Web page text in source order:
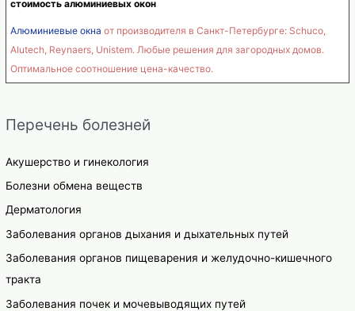
стоимость алюминиевых окон
Алюминиевые окна от производителя в Санкт-Петербурге: Schuco,
Alutech, Reynaers, Unistem. Любые решения для загородных домов.
Оптимальное соотношение цена-качество.
Перечень болезней
Акушерство и гинекология
Болезни обмена веществ
Дерматология
Заболевания органов дыхания и дыхательных путей
Заболевания органов пищеварения и желудочно-кишечного
тракта
Заболевания почек и мочевыводящих путей
2009,
красота,
питание,
фитнес,
семья